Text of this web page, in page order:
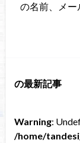
の名前、メー
の最新記事
Warning:
/home/